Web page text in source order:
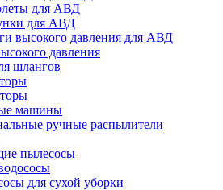
для АВД
для АВД
высокого давления для АВД
давления
шлангов
машины
ручные распылители
пылесосы
для сухой уборки